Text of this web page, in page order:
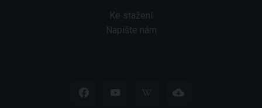
Ke stažení
Napište nám